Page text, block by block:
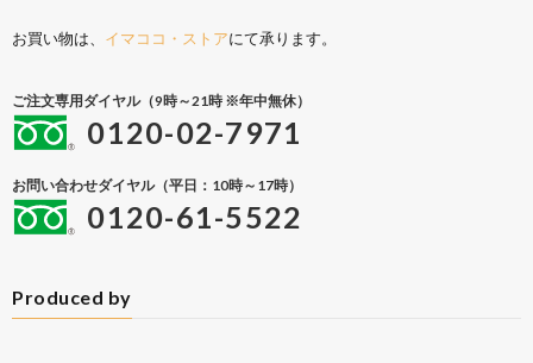
お買い物は、 イマココ・ストアにて承ります。
ご注文専用ダイヤル（9時～21時 ※年中無休）
0120-02-7971
お問い合わせダイヤル（平日：10時～17時）
0120-61-5522
Produced by